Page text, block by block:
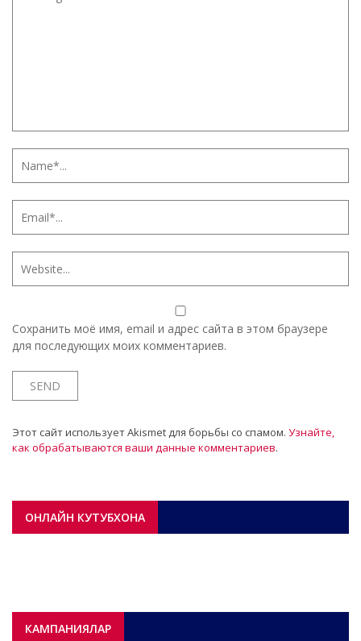
Сохранить моё имя, email и адрес сайта в этом браузере
для последующих моих комментариев.
Этот сайт использует Akismet для борьбы со спамом. Узнайте,
как обрабатываются ваши данные комментариев.
ОНЛАЙН КУТУБХОНА
КАМПАНИЯЛАР